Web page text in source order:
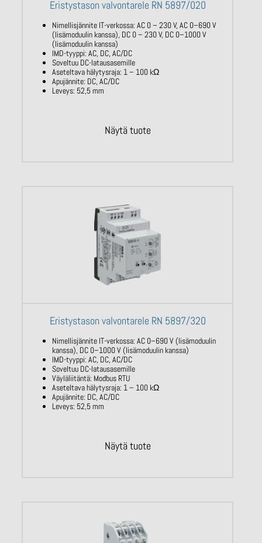
Eristystason valvontarele RN 5897/020
Nimellisjännite IT-verkossa: AC 0 – 230V,AC 0–690 V
(lisämoduulin kanssa), DC 0 –230 V, DC 0–1000 V
(lisämoduulin kanssa)
IMD-tyyppi: AC, DC, AC/DC
Soveltuu DC-latausasemille
Aseteltava hälytysraja: 1 – 100 kΩ
Apujännite: DC, AC/DC
Leveys: 52,5 mm
Näytä tuote
Eristystason valvontarele RN 5897/320
Nimellisjännite IT-verkossa: AC 0–690 V(lisämoduulin
kanssa), DC 0–1000 V(lisämoduulin kanssa)
IMD-tyyppi: AC, DC, AC/DC
Soveltuu DC-latausasemille
Väyläliitäntä: Modbus RTU
Aseteltava hälytysraja: 1 – 100 kΩ
Apujännite: DC, AC/DC
Leveys: 52,5 mm
Näytä tuote